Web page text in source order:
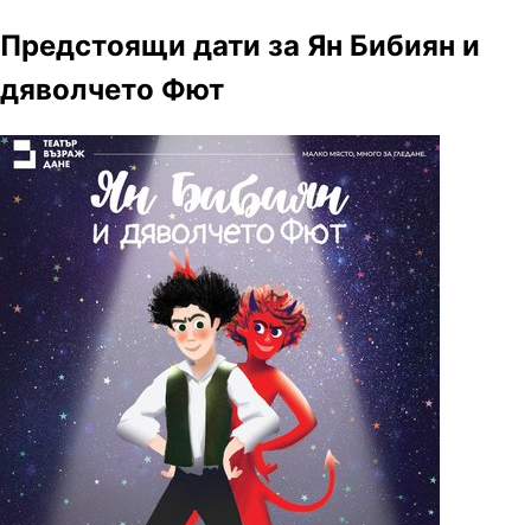
Предстоящи дати за Ян Бибиян и
дяволчето Фют